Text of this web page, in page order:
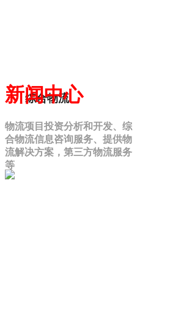
综合物流
物流项目投资分析和开发、综
合物流信息咨询服务、提供物
流解决方案，第三方物流服务
等
新闻中心